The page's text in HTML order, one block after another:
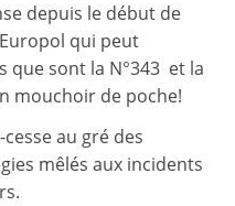
depuis le début de
Europol qui peut
que sont la N°343 et la
mouchoir de poche!
au gré des
mêlés aux incidents